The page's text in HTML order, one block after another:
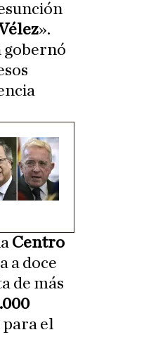
».
gobernó
Centro
a doce
de más
para el